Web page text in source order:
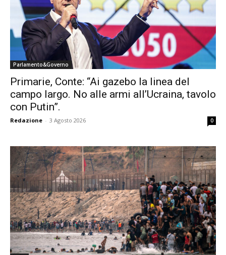
Parlamento&Governo
Primarie, Conte: “Ai gazebo la linea del
campo largo. No alle armi all’Ucraina, tavolo
con Putin”.
Redazione - 3 Agosto 2026 0